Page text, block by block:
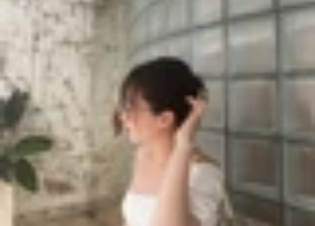
Tin Mới
Đánh Giá - Trên Tay
Khuyến
Thủ thuật Thông báoKhách
hàng - Sự kiện
Motorola Razr Ultra 2026 vs
Samsung Galaxy Z Flip 7: Mẫu điện
thoại gập vỏ sò nào đáng mua hơn?
Triệu Vy
Ngày đăng: 23/06/2026
Cập nhật:24/06/2026
Theo dõi XTMobile trên